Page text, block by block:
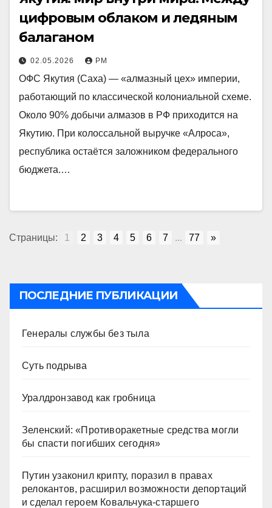
цифровым облаком и ледяным
балаганом
02.05.2026 РМ
ОФС Якутия (Саха) — «алмазный цех» империи,
работающий по классической колониальной схеме.
Около 90% добычи алмазов в РФ приходится на
Якутию. При колоссальной выручке «Алроса»,
республика остаётся заложником федерального
бюджета.…
Страницы: 1 2 3 4 5 6 7 ... 77 »
ПОСЛЕДНИЕ ПУБЛИКАЦИИ
Генералы службы без тыла
Суть подрыва
Уралдронзавод как гробница
Зеленский: «Противоракетные средства могли
бы спасти погибших сегодня»
Путин узаконил крипту, поразил в правах
релокантов, расширил возможности депортаций
и сделал героем Ковальчука-старшего